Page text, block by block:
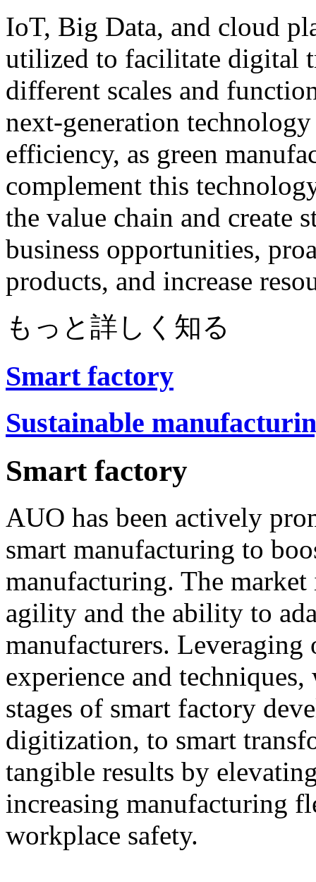
IoT, Big Data, and cloud
utilized to facilitate digital
different scales and
next-generation
efficiency, as green
complement this
the value chain and create
business opportunities,
products, and increase
もっと詳しく知る
Smart factory
Sustainable
Smart factory
AUO has been actively
smart manufacturing to
manufacturing. The
agility and the ability to
manufacturers.
experience and
stages of smart factory
digitization, to smart
tangible results by
increasing manufacturing
workplace safety.